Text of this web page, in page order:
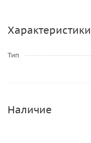
Характеристики
Тип
Наличие